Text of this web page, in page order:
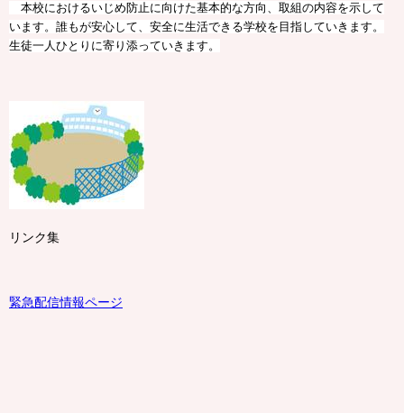
本校におけるいじめ防止に向けた基本的な方向、取組の内容を示して
います。誰もが安心して、安全に生活できる学校を目指していきます。
生徒一人ひとりに寄り添っていきます。
リンク集
緊急配信情報ページ